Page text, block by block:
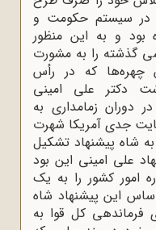
در سیستم حکومت و
بود و به این منظور
گذشته را به مشورت
چهره‌ها که در رأس
دکتر علی امینی
دوران زمامداری به
جدی آمریکا شهرت
شاه پیشنهاد تشکیل
علی امینی این بود
امور کشور را به یک
این پیشنهاد شاه
فرماندهی کل قوا به